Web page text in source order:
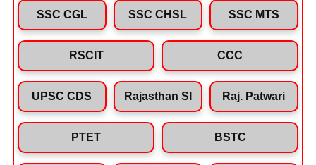
SSC CGL SSC CHSL SSC MTS
RSCIT CCC
UPSC CDS Rajasthan SI Raj. Patwari
PTET BSTC